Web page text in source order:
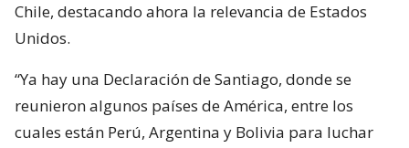
Chile, destacando ahora la relevancia de Estados
Unidos.
“Ya hay una Declaración de Santiago, donde se
reunieron algunos países de América, entre los
cuales están Perú, Argentina y Bolivia para luchar